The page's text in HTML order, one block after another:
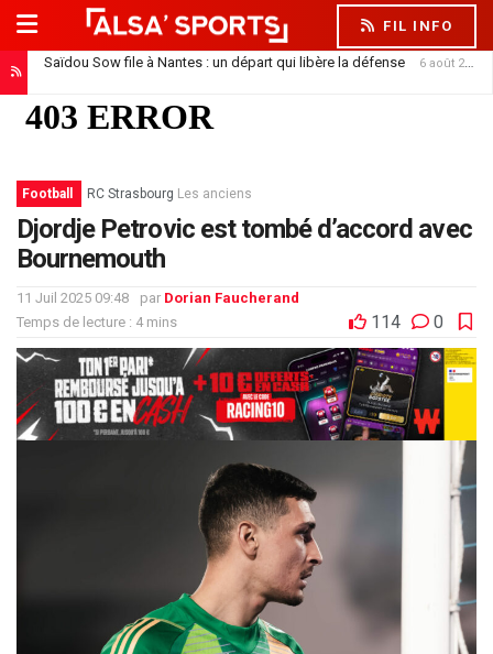
FIL INFO
Saïdou Sow file à Nantes : un départ qui libère la défense 6 août 2026
Karim Sow, le géant suisse qui a tapé dans l’œil du Racing 5 août 2026
Football RC Strasbourg Les anciens
Djordje Petrovic est tombé d’accord avec
Bournemouth
11 Juil 2025 09:48 par Dorian Faucherand
Temps de lecture : 4 mins
114 0